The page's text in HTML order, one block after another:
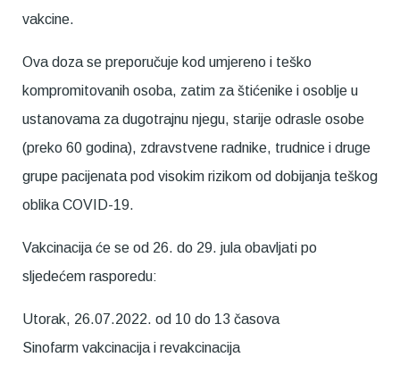
vakcine.
Ova doza se preporučuje kod umjereno i teško
kompromitovanih osoba, zatim za štićenike i osoblje u
ustanovama za dugotrajnu njegu, starije odrasle osobe
(preko 60 godina), zdravstvene radnike, trudnice i druge
grupe pacijenata pod visokim rizikom od dobijanja teškog
oblika COVID-19.
Vakcinacija će se od 26. do 29. jula obavljati po
sljedećem rasporedu:
Utorak, 26.07.2022. od 10 do 13 časova
Sinofarm vakcinacija i revakcinacija